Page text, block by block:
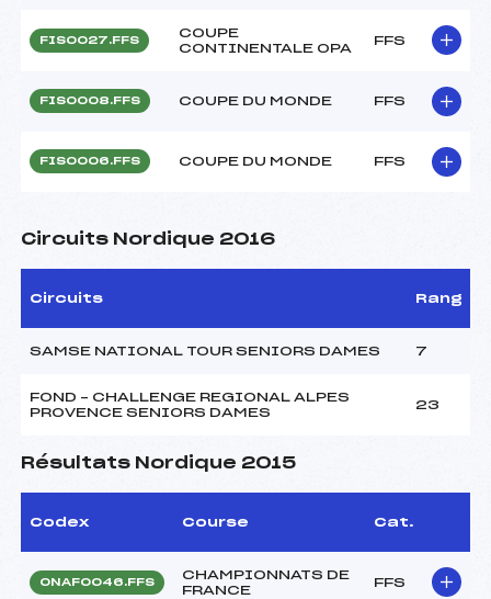
FIS0027.FFS
COUPE
CONTINENTALE OPA
FFS
FIS0008.FFS COUPE DU MONDE FFS
FIS0006.FFS COUPE DU MONDE FFS
Circuits Nordique 2016
Circuits Rang
SAMSE NATIONAL TOUR SENIORS DAMES 7
FOND – CHALLENGE REGIONAL ALPES
PROVENCE SENIORS DAMES
23
Résultats Nordique 2015
Codex Course Cat.
ONAF0046.FFS
CHAMPIONNATS DE
FRANCE
FFS